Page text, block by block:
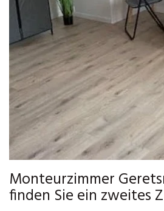
Monteurzimmer
finden Sie ein zweites